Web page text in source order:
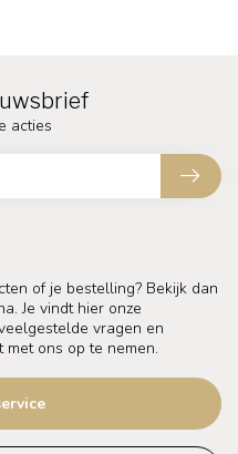
of je bestelling? Bekijk dan
Je vindt hier onze
vragen en
ons op te nemen.
acties